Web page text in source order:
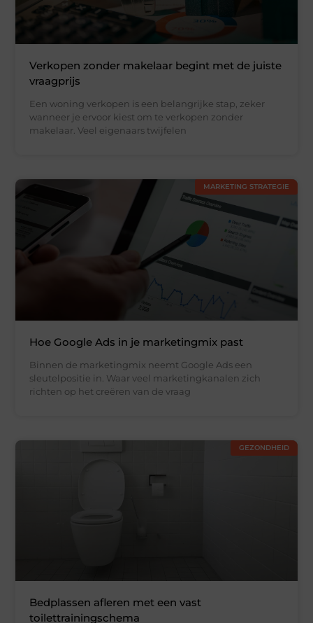
Verkopen zonder makelaar begint met de juiste
vraagprijs
Een woning verkopen is een belangrijke stap, zeker
wanneer je ervoor kiest om te verkopen zonder
makelaar. Veel eigenaars twijfelen
MARKETING STRATEGIE
Hoe Google Ads in je marketingmix past
Binnen de marketingmix neemt Google Ads een
sleutelpositie in. Waar veel marketingkanalen zich
richten op het creëren van de vraag
GEZONDHEID
Bedplassen afleren met een vast
toilettrainingschema